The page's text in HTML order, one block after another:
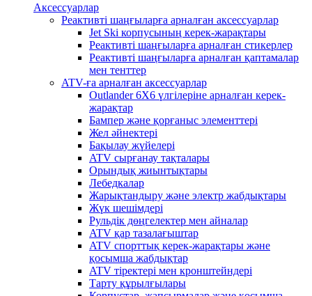
Аксессуарлар
Реактивті шаңғыларға арналған аксессуарлар
Jet Ski корпусының керек-жарақтары
Реактивті шаңғыларға арналған стикерлер
Реактивті шаңғыларға арналған қаптамалар
мен тенттер
ATV-ға арналған аксессуарлар
Outlander 6X6 үлгілеріне арналған керек-
жарақтар
Бампер және қорғаныс элементтері
Жел әйнектері
Бақылау жүйелері
ATV сырғанау тақталары
Орындық жиынтықтары
Лебедкалар
Жарықтандыру және электр жабдықтары
Жүк шешімдері
Рульдік дөңгелектер мен айналар
ATV қар тазалағыштар
ATV спорттық керек-жарақтары және
қосымша жабдықтар
ATV тіректері мен кронштейндері
Тарту құрылғылары